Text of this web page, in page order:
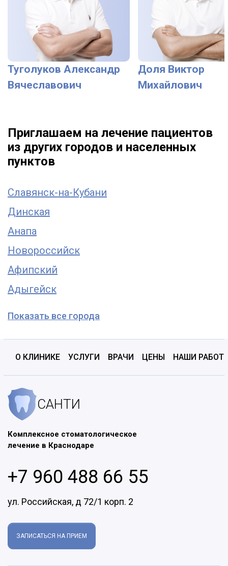
Туголуков Александр
Вячеславович
Доля Виктор
Михайлович
Приглашаем на лечение пациентов
из других городов и населенных
пунктов
Славянск-на-Кубани
Динская
Анапа
Новороссийск
Афипский
Адыгейск
Показать все города
О КЛИНИКЕ УСЛУГИ ВРАЧИ ЦЕНЫ НАШИ
САНТИ
Комплексное стоматологическое
лечение в Краснодаре
+7 960 488 66 55
ул. Российская, д 72/1 корп. 2
ЗАПИСАТЬСЯ НА ПРИЕМ